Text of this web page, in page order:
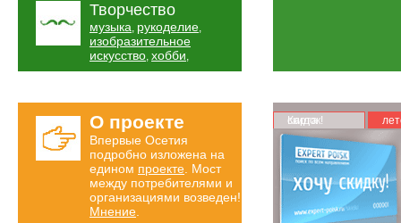
Творчество
музыка, рукоделие,
изобразительное
искусство, хобби,
О проекте
Впервые Осетия
подробно изложена на
едином проекте . Мост
между потребителями и
организациями возведен!
Мнение
Карта скидок!